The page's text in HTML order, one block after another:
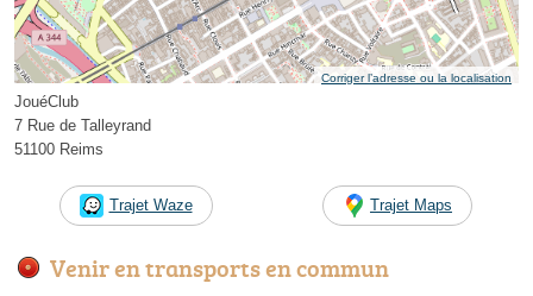
Corriger l’adresse ou la localisation
JouéClub
7 Rue de Talleyrand
51100 Reims
Trajet Waze Trajet Maps
Venir en transports en commun